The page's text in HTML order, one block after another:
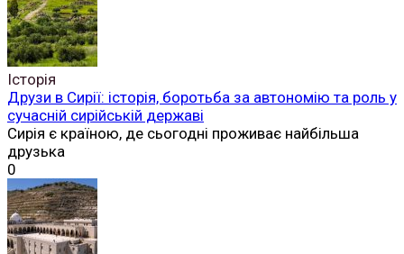
Історія
Друзи в Сирії: історія, боротьба за автономію та роль у
сучасній сирійській державі
Сирія є країною, де сьогодні проживає найбільша
друзька
0